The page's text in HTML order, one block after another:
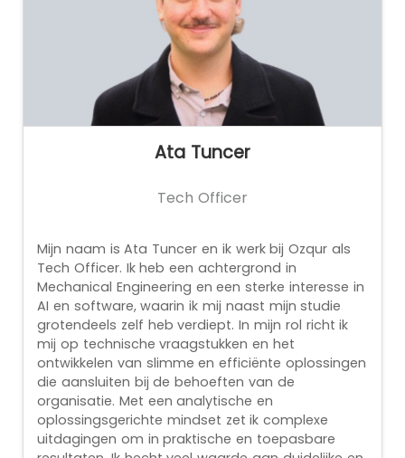
Ata Tuncer
Tech Officer
Mijn naam is Ata Tuncer en ik werk bij Ozqur als
Tech Officer. Ik heb een achtergrond in
Mechanical Engineering en een sterke interesse in
AI en software, waarin ik mij naast mijn studie
grotendeels zelf heb verdiept. In mijn rol richt ik
mij op technische vraagstukken en het
ontwikkelen van slimme en efficiënte oplossingen
die aansluiten bij de behoeften van de
organisatie. Met een analytische en
oplossingsgerichte mindset zet ik complexe
uitdagingen om in praktische en toepasbare